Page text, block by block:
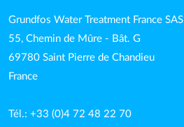
Grundfos Water Treatment France SAS
55, Chemin de Mûre - Bât. G
69780 Saint Pierre de Chandieu
France
Tél.: +33 (0)4 72 48 22 70